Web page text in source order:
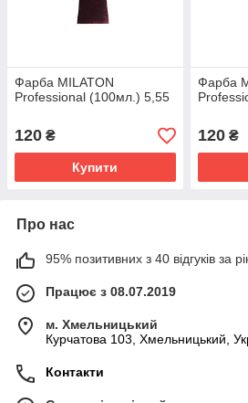
Фарба MILATON
Professional (100мл.) 5,55
120 ₴
Купити
Фарба
120₴
Про нас
95% позитивних з 40 відгуків за
Працює з 08.07.2019
м. Хмельницький
Курчатова 103, Хмельницький,
Контакти